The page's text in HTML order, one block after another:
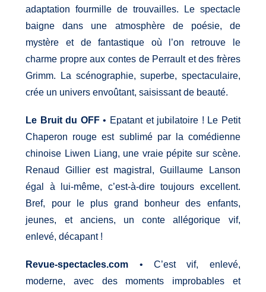
adaptation fourmille de trouvailles. Le spectacle
baigne dans une atmosphère de poésie, de
mystère et de fantastique où l’on retrouve le
charme propre aux contes de Perrault et des frères
Grimm. La scénographie, superbe, spectaculaire,
crée un univers envoûtant, saisissant de beauté.
Le Bruit du OFF• Epatant et jubilatoire ! Le Petit
Chaperon rouge est sublimé par la comédienne
chinoise Liwen Liang, une vraie pépite sur scène.
Renaud Gillier est magistral, Guillaume Lanson
égal à lui-même, c’est-à-dire toujours excellent.
Bref, pour le plus grand bonheur des enfants,
jeunes, et anciens, un conte allégorique vif,
enlevé, décapant !
Revue-spectacles.com • C’est vif, enlevé,
moderne, avec des moments improbables et